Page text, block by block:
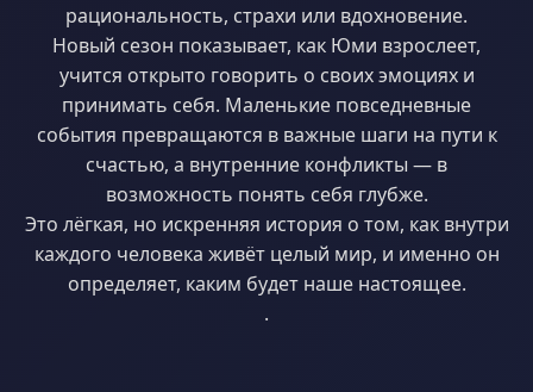
рациональность, страхи или вдохновение.
Новый сезон показывает, как Юми взрослеет,
учится открыто говорить о своих эмоциях и
принимать себя. Маленькие повседневные
события превращаются в важные шаги на пути к
счастью, а внутренние конфликты — в
возможность понять себя глубже.
Это лёгкая, но искренняя история о том, как внутри
каждого человека живёт целый мир, и именно он
определяет, каким будет наше настоящее.
.